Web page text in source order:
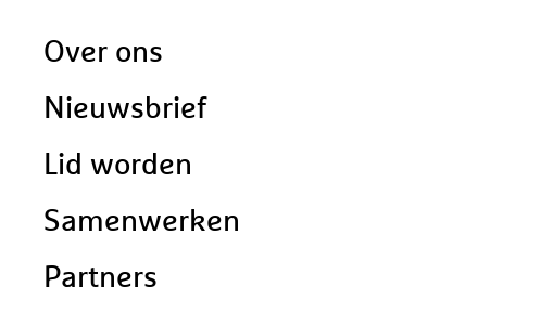
Doormat
Over ons
Nieuwsbrief
Lid worden
Samenwerken
Partners